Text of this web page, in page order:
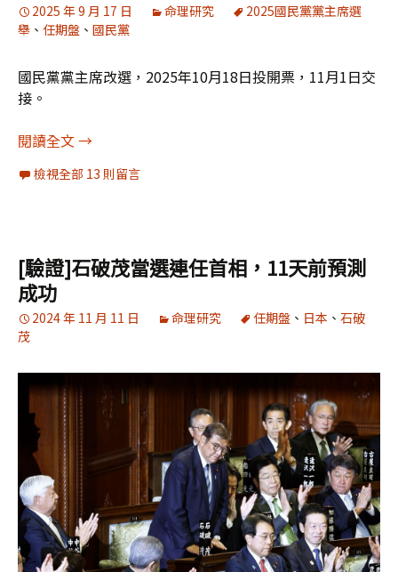
2025 年 9 月 17 日 命理研究
2025國民黨黨主席選
舉 、 任期盤 、 國民黨
國民黨黨主席改選，2025年10月18日投開票，11月1日交
接。
閱讀全文第12任國民黨主席任期前景預測
→
檢視全部 13 則留言
[驗證]石破茂當選連任首相，11天前預測
成功
2024 年 11 月 11 日 命理研究 任期盤 、 日本 、 石破
茂